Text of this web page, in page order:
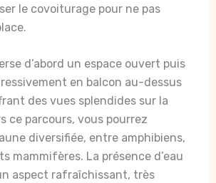
le covoiturage pour ne pas
d’abord un espace ouvert puis
en balcon au-dessus
des vues splendides sur la
ce parcours, vous pourrez
diversifiée, entre amphibiens,
mammifères. La présence d’eau
aspect rafraîchissant, très